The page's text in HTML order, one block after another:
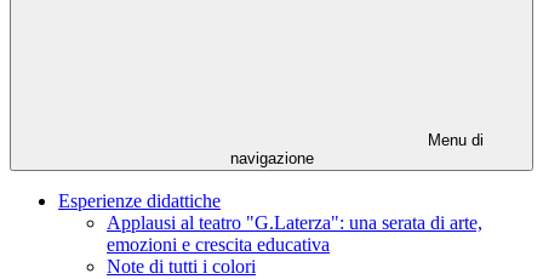
Menu di
navigazione
Esperienze didattiche
Applausi al teatro "G.Laterza": una serata di arte,
emozioni e crescita educativa
Note di tutti i colori